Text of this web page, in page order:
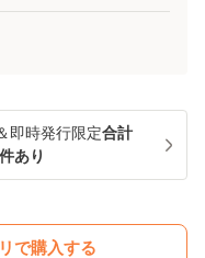
即時発行限定合計
あり
で購入する